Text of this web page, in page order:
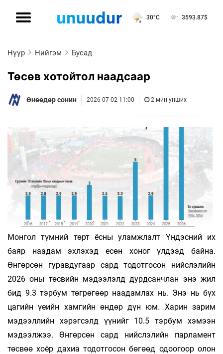
30°C 3593.87$
Нүүр Нийгэм Бусад
Төсөв хотойтол наадсаар
Өнөөдөр сонин 2026-07-02 11:00 2 мин унших
Монгол түмний төрт ёсны уламжлалт Үндэсний их
баяр наадам эхлэхэд есөн хоног үлдээд байна.
Өнгөрсөн гуравдугаар сард тодотгосон нийслэлийн
2026 оны төсвийн мэдээлэлд дурдсанчлан энэ жил
бид 9.3 тэрбум төгрөгөөр наадамлах нь. Энэ нь бүх
цагийн үеийн хамгийн өндөр дүн юм. Харин зарим
мэдээллийн хэрэгсэлд үүнийг 10.5 тэрбум хэмээн
мэдээлжээ. Өнгөрсөн сард нийслэлийн парламент
төсвөө хоёр дахиа тодотгосон бөгөөд одоогоор олон